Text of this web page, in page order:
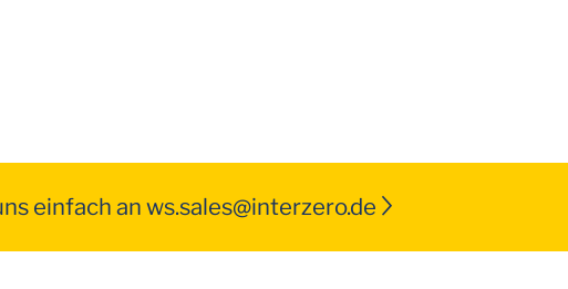
einfach an ws.sales@interzero.de